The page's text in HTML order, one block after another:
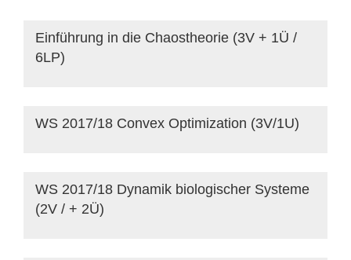
Einführung in die Chaostheorie (3V + 1Ü /
6LP)
WS 2017/18 Convex Optimization (3V/1U)
WS 2017/18 Dynamik biologischer Systeme
(2V / + 2Ü)